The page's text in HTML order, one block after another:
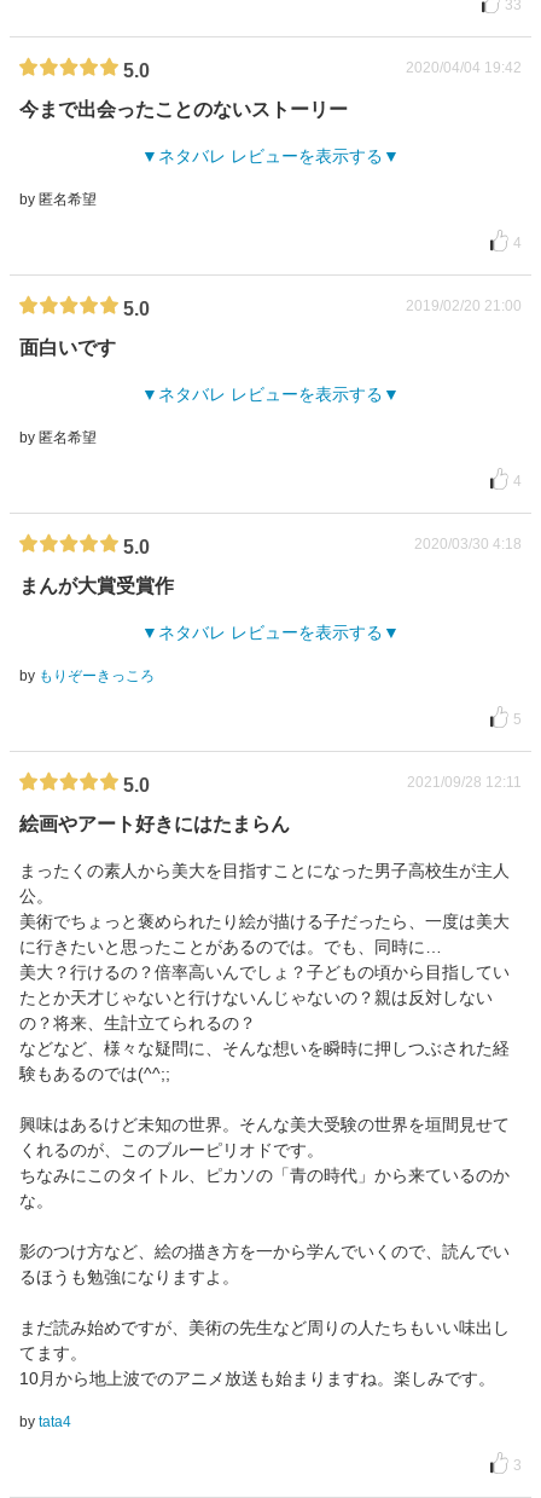
33
5.0 2020/04/04 19:42
今まで出会ったことのないストーリー
ネタバレ レビューを表示する
by 匿名希望
4
5.0 2019/02/20 21:00
面白いです
ネタバレ レビューを表示する
by 匿名希望
4
5.0 2020/03/30 4:18
まんが大賞受賞作
ネタバレ レビューを表示する
by もりぞーきっころ
5
5.0 2021/09/28 12:11
絵画やアート好きにはたまらん
まったくの素人から美大を目指すことになった男子高校生が主人
公。
美術でちょっと褒められたり絵が描ける子だったら、一度は美大
に行きたいと思ったことがあるのでは。でも、同時に…
美大？行けるの？倍率高いんでしょ？子どもの頃から目指してい
たとか天才じゃないと行けないんじゃないの？親は反対しない
の？将来、生計立てられるの？
などなど、様々な疑問に、そんな想いを瞬時に押しつぶされた経
験もあるのでは(^^;;
興味はあるけど未知の世界。そんな美大受験の世界を垣間見せて
くれるのが、このブルーピリオドです。
ちなみにこのタイトル、ピカソの「青の時代」から来ているのか
な。
影のつけ方など、絵の描き方を一から学んでいくので、読んでい
るほうも勉強になりますよ。
まだ読み始めですが、美術の先生など周りの人たちもいい味出し
てます。
10月から地上波でのアニメ放送も始まりますね。楽しみです。
by tata4
3